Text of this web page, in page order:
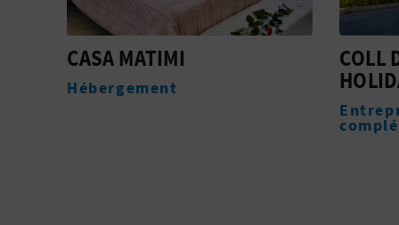
COLL DE RATES CYCLING
HOLIDAYS
LAS